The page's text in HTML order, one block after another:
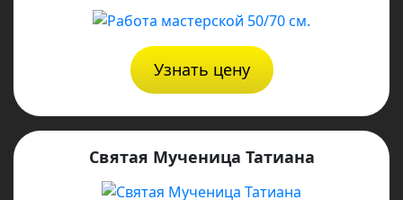
Узнать цену
Святая Мученица Татиана